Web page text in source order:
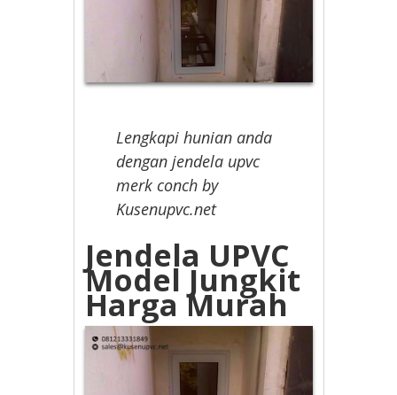
Lengkapi hunian anda
dengan jendela upvc
merk conch by
Kusenupvc.net
Jendela UPVC
Model Jungkit
Harga Murah